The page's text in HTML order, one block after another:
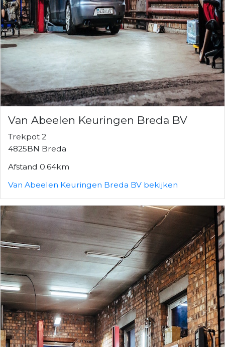
Van Abeelen Keuringen Breda BV
Trekpot 2
4825BN Breda
Afstand 0.64km
Van Abeelen Keuringen Breda BV bekijken